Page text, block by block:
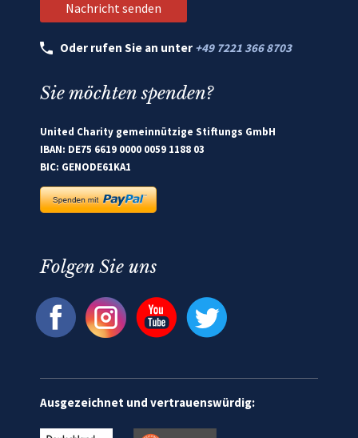
Oder rufen Sie an unter +49 7221 366 8703
Sie möchten spenden?
United Charity gemeinnützige Stiftungs GmbH
IBAN: DE75 6619 0000 0059 1188 03
BIC: GENODE61KA1
Folgen Sie uns
Ausgezeichnet und vertrauenswürdig: